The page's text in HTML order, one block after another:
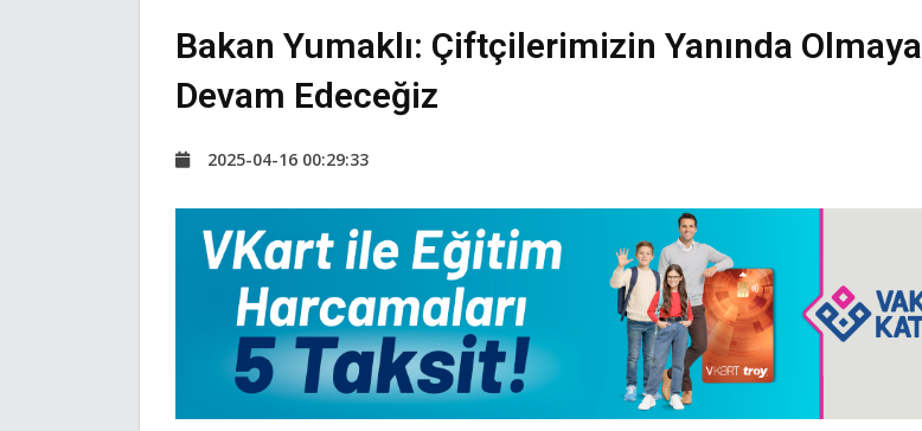
Bakan Yumaklı: Çiftçilerimizin Yanında Olmaya
Devam Edeceğiz
2025-04-16 00:29:33